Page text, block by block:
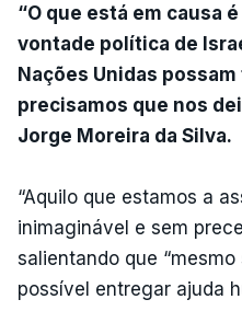
“O que está em causa
vontade política de
Nações Unidas
precisamos que nos
Jorge Moreira da Silva.
“Aquilo que estamos a
inimaginável e sem
salientando que
possível entregar ajuda